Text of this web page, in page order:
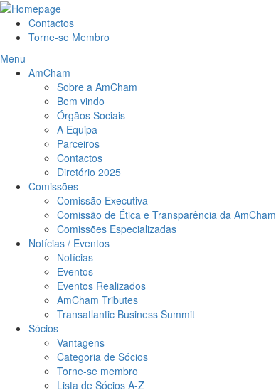
Contactos
Torne-se Membro
Menu
AmCham
Sobre a AmCham
Bem vindo
Órgãos Sociais
A Equipa
Parceiros
Contactos
Diretório 2025
Comissões
Comissão Executiva
Comissão de Ética e Transparência da AmCham
Comissões Especializadas
Notícias / Eventos
Notícias
Eventos
Eventos Realizados
AmCham Tributes
Transatlantic Business Summit
Sócios
Vantagens
Categoria de Sócios
Torne-se membro
Lista de Sócios A-Z